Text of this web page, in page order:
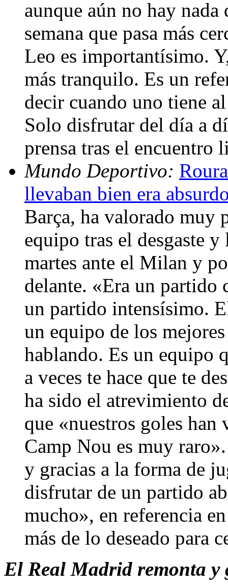
aunque aún no hay
semana que pasa más
Leo es importantísimo.
más tranquilo. Es un
decir cuando uno tiene
Solo disfrutar del día a
prensa tras el
Mundo Deportivo:
llevaban bien era
Barça, ha valorado muy
equipo tras el desgaste
martes ante el Milan y
delante. «Era un partido
un partido intensísimo.
un equipo de los
hablando. Es un equipo
a veces te hace que te
ha sido el atrevimiento
que «nuestros goles han
Camp Nou es muy
y gracias a la forma de
disfrutar de un partido
mucho», en referencia
más de lo deseado
El Real Madrid remonta